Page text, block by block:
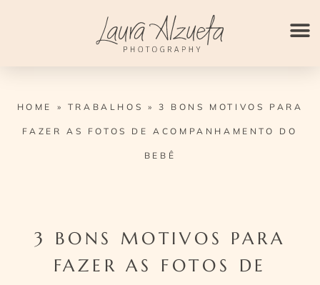
HOME » TRABALHOS » 3 BONS MOTIVOS PARA
FAZER AS FOTOS DE ACOMPANHAMENTO DO
BEBÊ
3 BONS MOTIVOS PARA
FAZER AS FOTOS DE